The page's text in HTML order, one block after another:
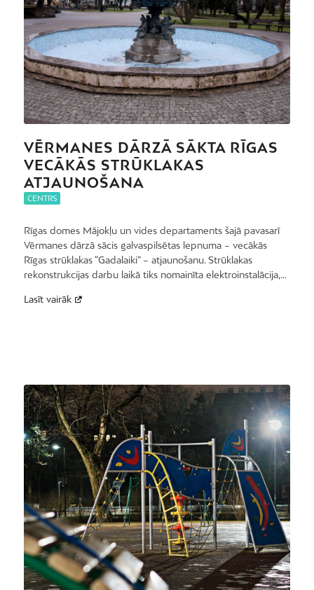
VĒRMANES DĀRZĀ SĀKTA RĪGAS
VECĀKĀS STRŪKLAKAS
ATJAUNOŠANA
CENTRS
Rīgas domes Mājokļu un vides departaments šajā pavasarī
Vērmanes dārzā sācis galvaspilsētas lepnuma – vecākās
Rīgas strūklakas “Gadalaiki” – atjaunošanu. Strūklakas
rekonstrukcijas darbu laikā tiks nomainīta elektroinstalācija,…
Lasīt vairāk